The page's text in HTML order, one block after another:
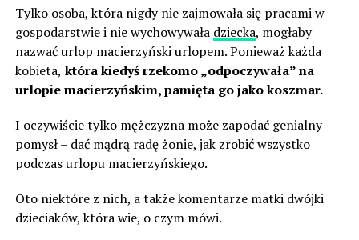
Tylko osoba, która nigdy nie zajmowała się pracami w
gospodarstwie i nie wychowywała dziecka, mogłaby
nazwać urlop macierzyński urlopem. Ponieważ każda
kobieta, która kiedyś rzekomo „odpoczywała” na
urlopie macierzyńskim, pamięta go jako koszmar.
I oczywiście tylko mężczyzna może zapodać genialny
pomysł – dać mądrą radę żonie, jak zrobić wszystko
podczas urlopu macierzyńskiego.
Oto niektóre z nich, a także komentarze matki dwójki
dzieciaków, która wie, o czym mówi.